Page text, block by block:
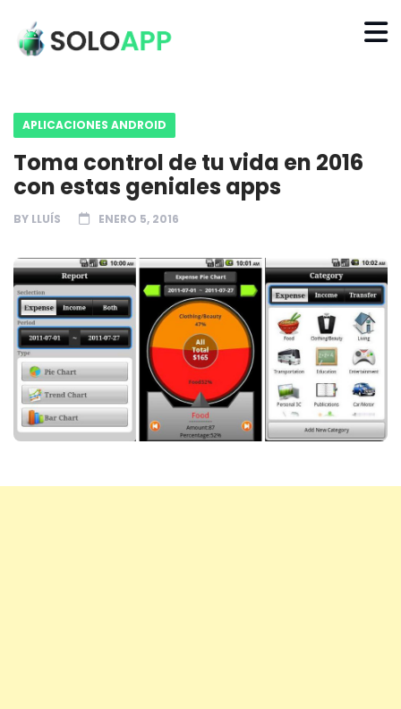
APLICACIONES ANDROID
Toma control de tu vida en 2016
con estas geniales apps
BY LLUÍS ENERO 5, 2016